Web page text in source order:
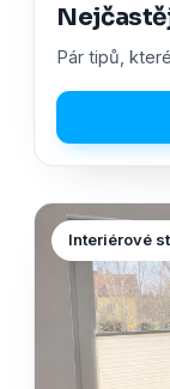
Pár tipů,
Interiérové